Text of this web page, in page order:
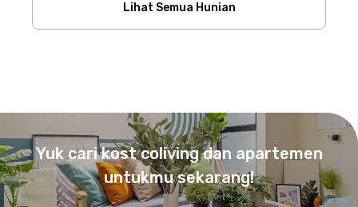
Lihat Semua Hunian
Yuk cari kost coliving dan apartemen
untukmu sekarang!